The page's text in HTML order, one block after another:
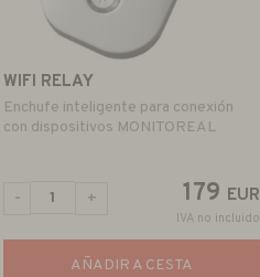
WIFI RELAY
Enchufe inteligente para conexión
con dispositivos MONITOREAL
179 EUR
IVA no incluido
- +
AÑADIR A CESTA